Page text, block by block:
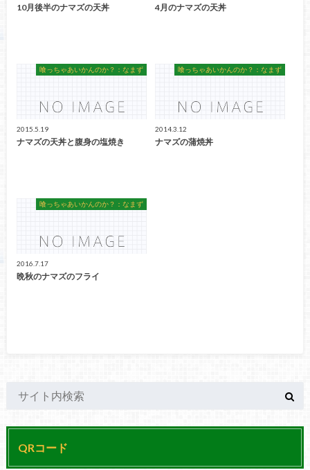
10月後半のナマズの天丼 4月のナマズの天丼
喰っちゃあいかんのか？：なまず
2015.5.19
ナマズの天丼と腹身の塩焼き
喰っちゃあいかんのか？：なまず
2014.3.12
ナマズの蒲焼丼
喰っちゃあいかんのか？：なまず
2016.7.17
晩秋のナマズのフライ
QRコード